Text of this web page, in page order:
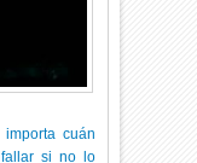
cuán
si no lo